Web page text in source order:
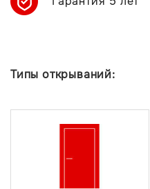
Типы открываний: